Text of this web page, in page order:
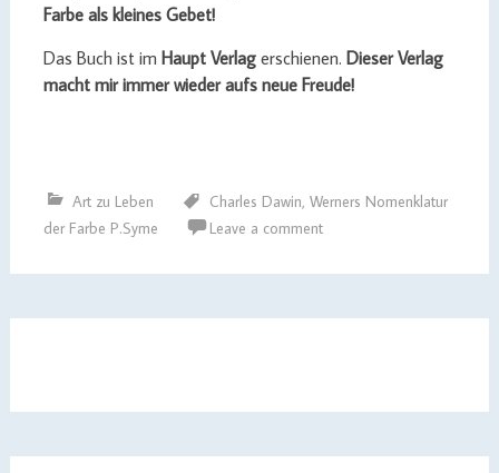
Farbe als kleines Gebet!
Das Buch ist im Haupt Verlagerschienen. Dieser Verlag
macht mir immer wieder aufs neue Freude!
Art zu Leben Charles Dawin, Werners Nomenklatur
der Farbe P.Syme
Leave a comment